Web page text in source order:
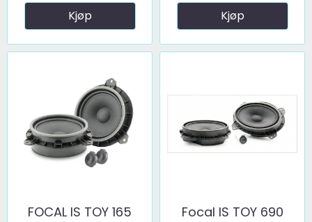
Kjøp Kjøp
FOCAL IS TOY 165 Focal IS TOY 690